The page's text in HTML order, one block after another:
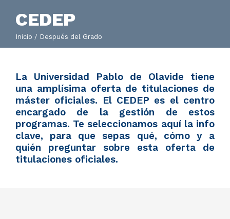
CEDEP
Inicio Después del Grado
La Universidad Pablo de Olavide tiene
una amplísima oferta de titulaciones de
máster oficiales. El CEDEP es el centro
encargado de la gestión de estos
programas. Te seleccionamos aquí la info
clave, para que sepas qué, cómo y a
quién preguntar sobre esta oferta de
titulaciones oficiales.